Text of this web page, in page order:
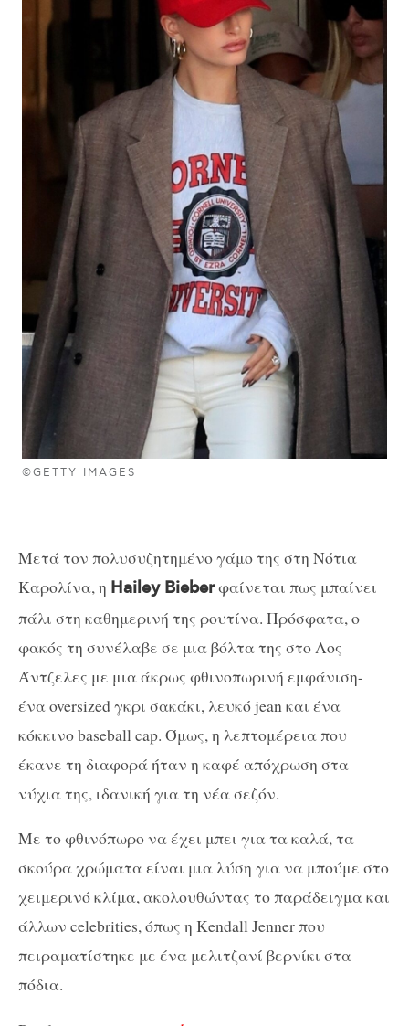
©GETTY IMAGES
Μετά τον πολυσυζητημένο γάμο της στη Νότια
Καρολίνα, η Hailey Bieberφαίνεται πως μπαίνει
πάλι στη καθημερινή της ρουτίνα. Πρόσφατα, ο
φακός τη συνέλαβε σε μια βόλτα της στο Λος
Άντζελες με μια άκρως φθινοπωρινή εμφάνιση-
ένα oversized γκρι σακάκι, λευκό jean και ένα
κόκκινο baseball cap. Όμως, η λεπτομέρεια που
έκανε τη διαφορά ήταν η καφέ απόχρωση στα
νύχια της, ιδανική για τη νέα σεζόν.
Με το φθινόπωρο να έχει μπει για τα καλά, τα
σκούρα χρώματα είναι μια λύση για να μπούμε στο
χειμερινό κλίμα, ακολουθώντας το παράδειγμα και
άλλων celebrities, όπως η Kendall Jenner που
πειραματίστηκε με ένα μελιτζανί βερνίκι στα
πόδια.